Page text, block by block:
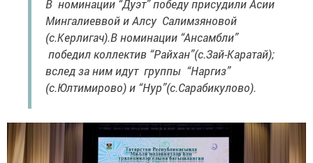
В номинации “Дуэт” победу присудили Асии
Мингалиеввой и Алсу Салимзяновой
(с.Керлигач).В номинации “Ансамбли”
победил коллектив “Райхан”(с.Зай-Каратай);
вслед за ним идут группы “Наргиз”
(с.Юлтимирово) и “Нур”(с.Сарабикулово).